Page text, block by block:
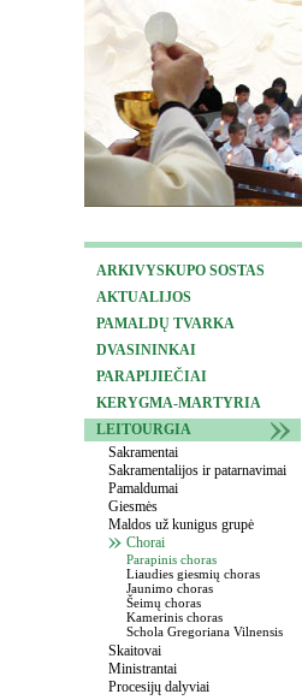
ARKIVYSKUPO SOSTAS
AKTUALIJOS
PAMALDŲ TVARKA
DVASININKAI
PARAPIJIEČIAI
KERYGMA-MARTYRIA
LEITOURGIA
Sakramentai
Sakramentalijos ir patarnavimai
Pamaldumai
Giesmės
Maldos už kunigus grupė
Chorai
Parapinis choras
Liaudies giesmių choras
Jaunimo choras
Šeimų choras
Kamerinis choras
Schola Gregoriana Vilnensis
Skaitovai
Ministrantai
Procesijų dalyviai